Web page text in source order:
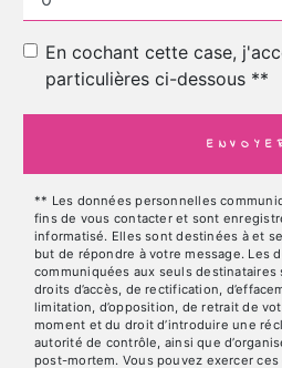
En cochant cette case,
particulières ci-dessous **
** Les données personnelles
fins de vous contacter et sont
informatisé. Elles sont destinées à et
but de répondre à votre message. Les
communiquées aux seuls destinataires
droits d’accès, de rectification,
limitation, d’opposition, de retrait de
moment et du droit d’introduire une
autorité de contrôle, ainsi que
post-mortem. Vous pouvez exercer